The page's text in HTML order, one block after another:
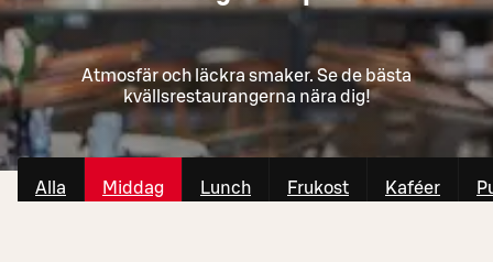
Atmosfär och läckra smaker. Se de bästa
kvällsrestaurangerna nära dig!
Alla Middag Lunch Frukost Kaféer